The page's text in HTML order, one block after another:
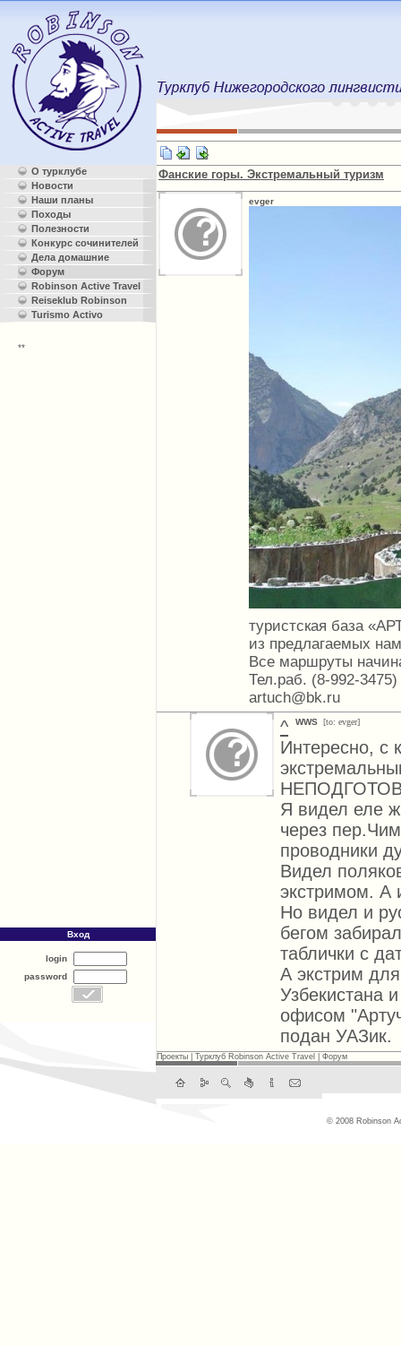
О турклубе
Новости
Наши планы
Походы
Полезности
Конкурс сочинителей
Дела домашние
Форум
Robinson Active Travel
Reiseklub Robinson
Turismo Activo
**
Фанские горы. Экстремальный туризм
evger
туристская база
из предлагаемых
Все маршруты
Тел.раб. (8-992-
artuch@bk.ru
^ WWS [to: evger]
Интересно, с
Я видел еле
через
проводники
Видел
экстримом. А
Но видел и
бегом
таблички с
А экстрим
Узбекистана
офисом
подан УАЗик.
Проекты Турклуб Robinson Active Travel Форум
Вход
login
password
© 2008 Robinson